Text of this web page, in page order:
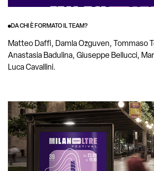
DA CHI È FORMATO IL TEAM?
Matteo Daffi, Damla Ozguven, Tommaso
Anastasia Badulina, Giuseppe Bellucci,
Luca Cavallini.